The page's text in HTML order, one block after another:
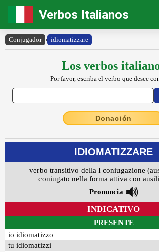
Verbos Italianos
Conjugador › idiomatizzare
Los verbos
Por favor, escriba el verbo que desee
Donación
IDIOMATIZZARE
verbo transitivo della I coniugazione
coniugato nella forma attiva con
Pronuncia
INDICATIVO
PRESENTE
io idiomatizzo
tu idiomatizzi